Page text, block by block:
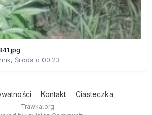
, Środa o 00:23
Kontakt Ciasteczka
Trawka.org